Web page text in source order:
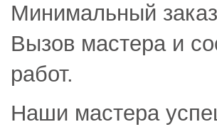
Минимальный
Вызов мастера и
работ.
Наши мастера